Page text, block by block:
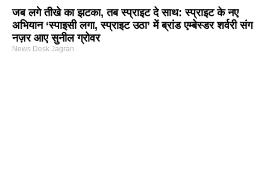
जब लगे तीखे का झटका, तब स्प्राइट दे साथ: स्प्राइट के नए
अभियान ‘स्पाइसी लगा, स्प्राइट उठा’ में ब्रांड एम्बेस्डर शर्वरी संग
नज़र आए सुनील ग्रोवर
News Desk Jagran